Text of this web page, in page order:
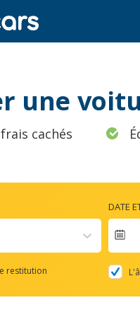
une
cachés
restitution
DATE
to